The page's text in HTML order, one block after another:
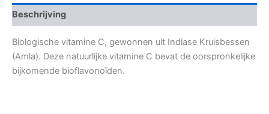
Beschrijving
Biologische vitamine C, gewonnen uit Indiase Kruisbessen
(Amla). Deze natuurlijke vitamine C bevat de oorspronkelijke
bijkomende bioflavonoïden.